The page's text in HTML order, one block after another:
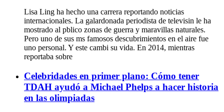
Lisa Ling ha hecho una carrera reportando noticias
internacionales. La galardonada periodista de televisin le ha
mostrado al pblico zonas de guerra y maravillas naturales.
Pero uno de sus ms famosos descubrimientos en el aire fue
uno personal. Y este cambi su vida. En 2014, mientras
reportaba sobre
Celebridades en primer plano: Cómo tener
TDAH ayudó a Michael Phelps a hacer historia
en las olimpiadas